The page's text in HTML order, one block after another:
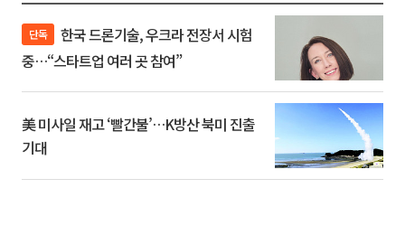
단독
중…“스타트업 여러 곳 참여”
美 미사일 재고 ‘빨간불’…K방산 북미 진출
기대